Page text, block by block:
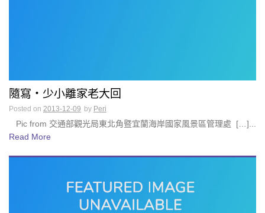
隨寫・少小離家老大回
Posted on 2013-12-09 by Peri
Pic from 交通部觀光局東北角暨宜蘭海岸國家風景區管理處 […]...
Read More